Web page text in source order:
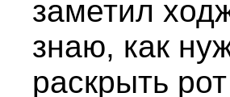
заметил
знаю, как
раскрыть